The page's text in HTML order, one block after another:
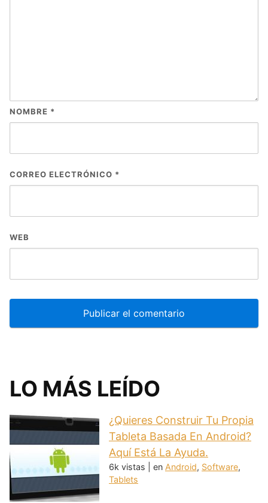
NOMBRE *
CORREO ELECTRÓNICO *
WEB
LO MÁS LEÍDO
¿Quieres Construir Tu Propia
Tableta Basada En Android?
Aquí Está La Ayuda.
6k vistas en Android, Software,
Tablets